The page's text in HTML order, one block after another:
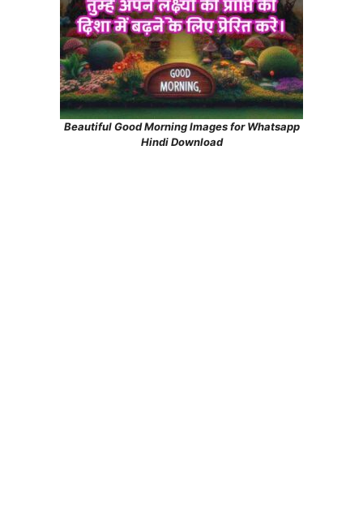
Beautiful Good Morning Images for Whatsapp
Hindi Download